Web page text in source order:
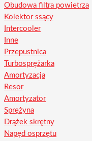
Obudowa filtra powietrza
Kolektor ssący
Intercooler
Inne
Przepustnica
Turbosprężarka
Amortyzacja
Resor
Amortyzator
Sprężyna
Drążek skrętny
Napęd osprzętu